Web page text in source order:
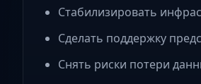
Стабилизировать
Сделать поддержку
Снять риски потери